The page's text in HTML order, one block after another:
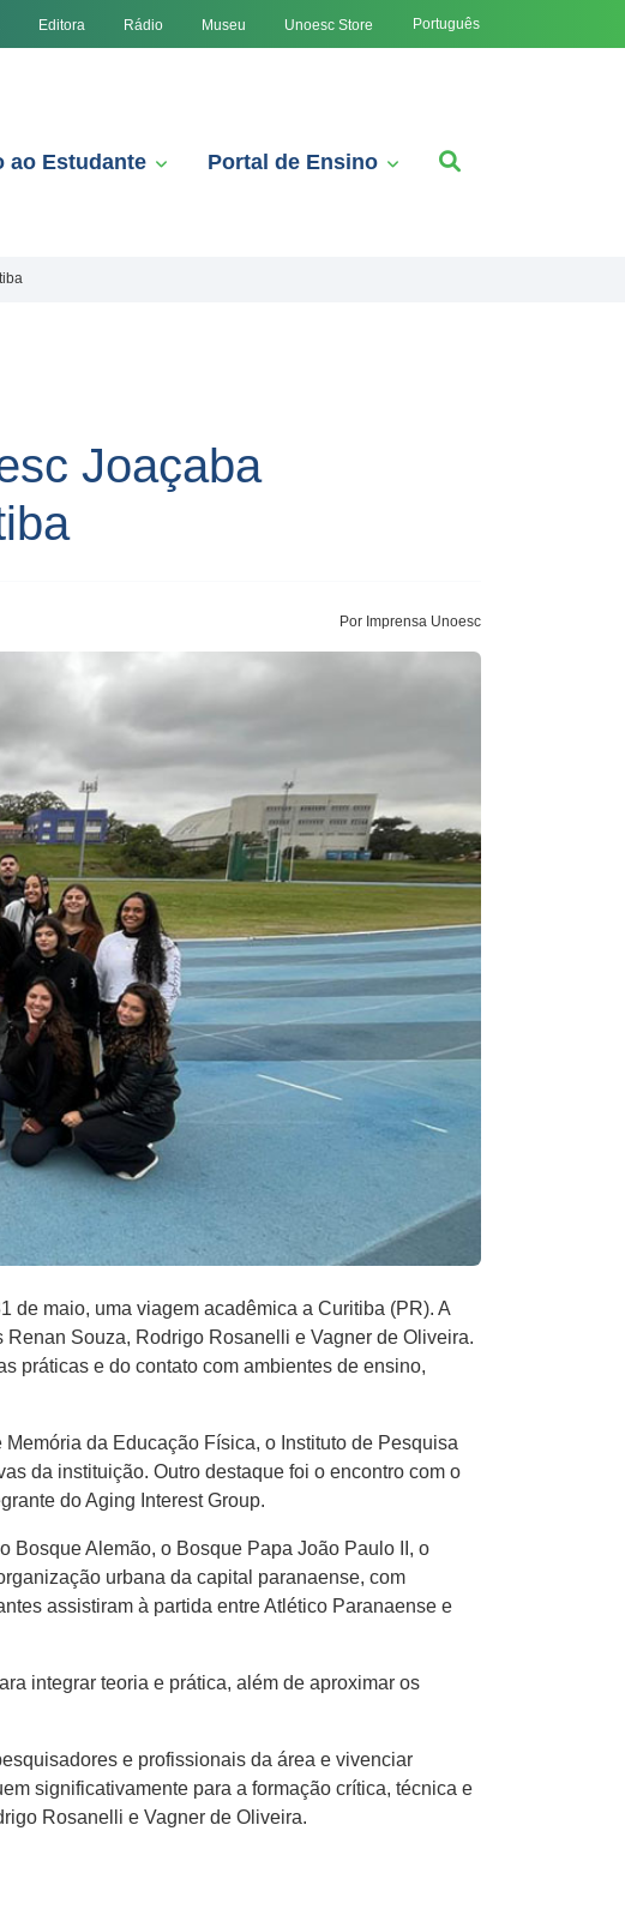
Editora Rádio Museu Unoesc Store Português
ao Estudante Portal de Ensino
Joaçaba
Por Imprensa Unoesc
de maio, uma viagem acadêmica a Curitiba (PR). A
Souza, Rodrigo Rosanelli e Vagner de Oliveira.
práticas e do contato com ambientes de ensino,
da Educação Física, o Instituto de Pesquisa
da instituição. Outro destaque foi o encontro com o
do Aging Interest Group.
Bosque Alemão, o Bosque Papa João Paulo II, o
urbana da capital paranaense, com
assistiram à partida entre Atlético Paranaense e
integrar teoria e prática, além de aproximar os
e profissionais da área e vivenciar
significativamente para a formação crítica, técnica e
Rosanelli e Vagner de Oliveira.